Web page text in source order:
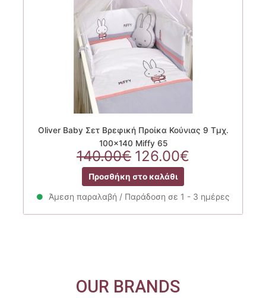
Oliver Baby Σετ Βρεφική Προίκα Κούνιας 9 Τμχ.
100×140 Miffy 65
140.00€ Original
price
was:
140.00€.
126.00€
είναι:
Προσθήκη στο καλάθι
Άμεση παραλαβή / Παράδοση σε 1 - 3 ημέρες
OUR BRANDS